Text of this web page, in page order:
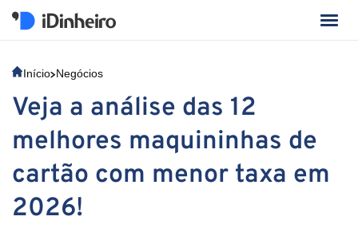
Início Negócios
Veja a análise das 12
melhores maquininhas de
cartão com menor taxa em
2026!